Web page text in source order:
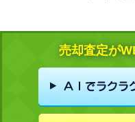
売却査定が